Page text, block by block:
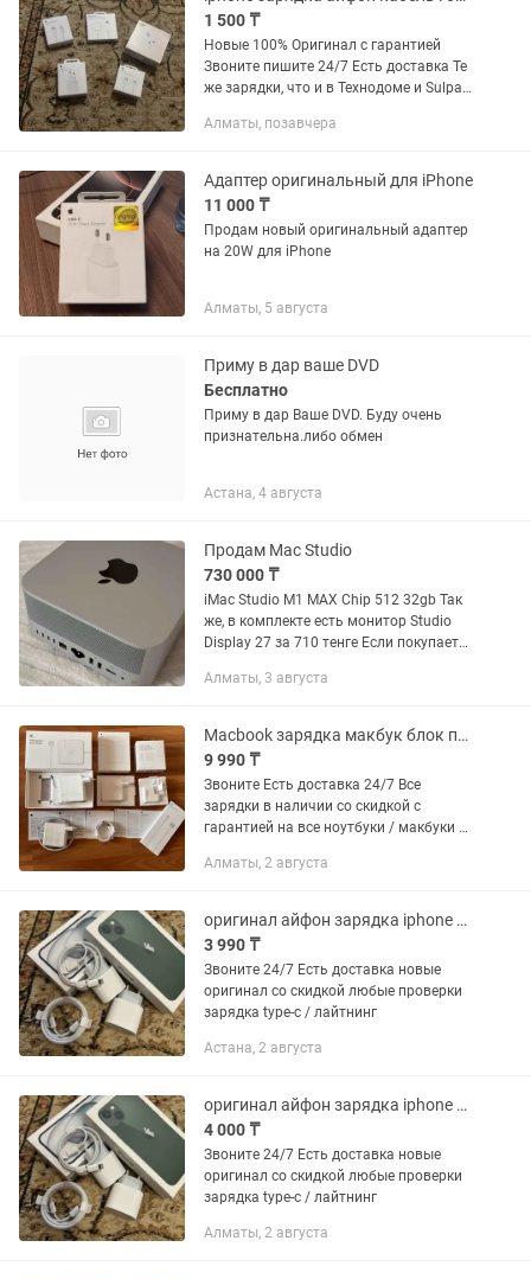
1 500 ₸
Новые 100% Оригинал с гарантией
Звоните пишите 24/7 Есть доставка Те
же зарядки, что и в Технодоме и Sulpak,
Алматы, позавчера
Адаптер оригинальный для iPhone
11 000 ₸
Продам новый оригинальный адаптер
на 20W для iPhone
Алматы, 5 августа
Приму в дар ваше DVD
Бесплатно
Приму в дар Ваше DVD. Буду очень
признательна.либо обмен
Астана, 4 августа
Продам Mac Studio
730 000 ₸
iMac Studio M1 MAX Chip 512 32gb Так
же, в комплекте есть монитор Studio
Display 27 за 710 тенге Если покупаете
подарок.
Алматы, 3 августа
Macbook зарядка макбук блок питания тайпси шнур magsafe 1,2,3 адаптер
9 990 ₸
Звоните Есть доставка 24/7 Все
зарядки в наличии со скидкой с
гарантией на все ноутбуки / макбуки и
Алматы, 2 августа
оригинал айфон зарядка iphone адаптер тайпси головка шнур штекер lightning
3 990 ₸
Звоните 24/7 Есть доставка новые
оригинал со скидкой любые проверки
зарядка type-c / лайтнинг
Астана, 2 августа
оригинал айфон зарядка iphone адаптер тайпси головка шнур штекер lightning
4 000 ₸
Звоните 24/7 Есть доставка новые
оригинал со скидкой любые проверки
зарядка type-c / лайтнинг
Алматы, 2 августа